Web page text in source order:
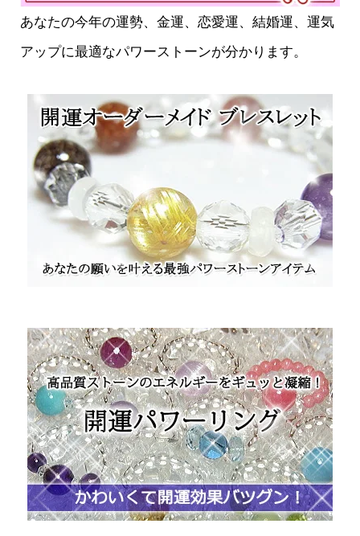
あなたの今年の運勢、金運、恋愛運、結婚運、運気
アップに最適なパワーストーンが分かります。